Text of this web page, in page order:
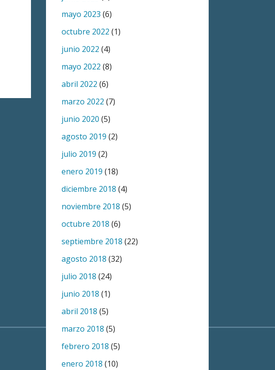
mayo 2023 (6)
octubre 2022 (1)
junio 2022 (4)
mayo 2022 (8)
abril 2022 (6)
marzo 2022 (7)
junio 2020 (5)
agosto 2019 (2)
julio 2019 (2)
enero 2019 (18)
diciembre 2018 (4)
noviembre 2018 (5)
octubre 2018 (6)
septiembre 2018 (22)
agosto 2018 (32)
julio 2018 (24)
junio 2018 (1)
abril 2018 (5)
marzo 2018 (5)
febrero 2018 (5)
enero 2018 (10)